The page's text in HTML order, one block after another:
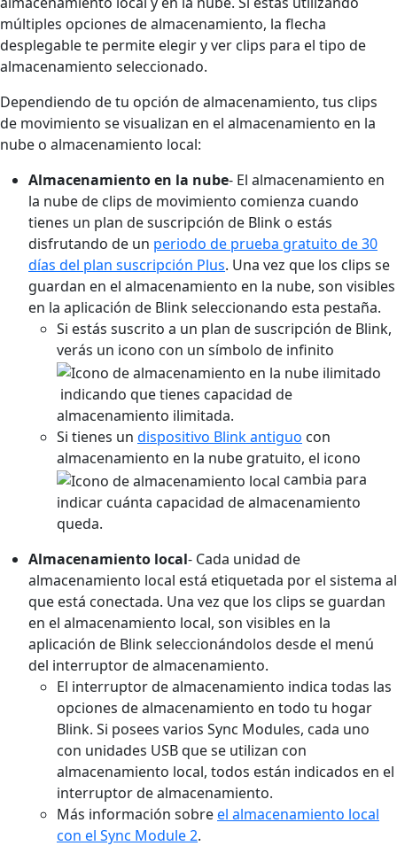
múltiples opciones de almacenamiento, la flecha
desplegable te permite elegir y ver clips para el tipo de
almacenamiento seleccionado.
Dependiendo de tu opción de almacenamiento, tus clips
de movimiento se visualizan en el almacenamiento en la
nube o almacenamiento local:
Almacenamiento en la nube- El almacenamiento en
la nube de clips de movimiento comienza cuando
tienes un plan de suscripción de Blink o estás
disfrutando de un periodo de prueba gratuito de 30
días del plan suscripción Plus. Una vez que los clips se
guardan en el almacenamiento en la nube, son visibles
en la aplicación de Blink seleccionando esta pestaña.
Si estás suscrito a un plan de suscripción de Blink,
verás un icono con un símbolo de infinito
indicando que tienes capacidad de
almacenamiento ilimitada.
Si tienes un dispositivo Blink antiguo con
almacenamiento en la nube gratuito, el icono
cambia para
indicar cuánta capacidad de almacenamiento
queda.
Almacenamiento local- Cada unidad de
almacenamiento local está etiquetada por el sistema al
que está conectada. Una vez que los clips se guardan
en el almacenamiento local, son visibles en la
aplicación de Blink seleccionándolos desde el menú
del interruptor de almacenamiento.
El interruptor de almacenamiento indica todas las
opciones de almacenamiento en todo tu hogar
Blink. Si posees varios Sync Modules, cada uno
con unidades USB que se utilizan con
almacenamiento local, todos están indicados en el
interruptor de almacenamiento.
Más información sobreel almacenamiento local
con el Sync Module 2.